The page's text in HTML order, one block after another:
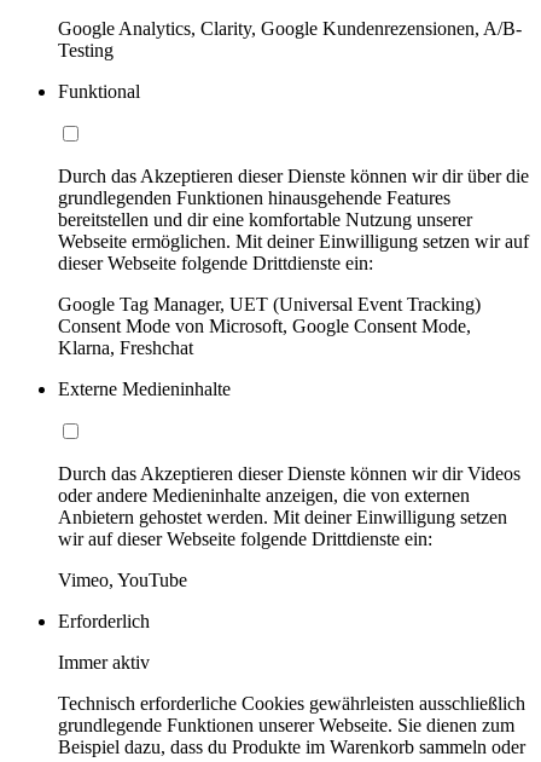
Google Analytics, Clarity, Google Kundenrezensionen, A/B-
Testing
Funktional
Durch das Akzeptieren dieser Dienste können wir dir über die
grundlegenden Funktionen hinausgehende Features
bereitstellen und dir eine komfortable Nutzung unserer
Webseite ermöglichen. Mit deiner Einwilligung setzen wir auf
dieser Webseite folgende Drittdienste ein:
Google Tag Manager, UET (Universal Event Tracking)
Consent Mode von Microsoft, Google Consent Mode,
Klarna, Freshchat
Externe Medieninhalte
Durch das Akzeptieren dieser Dienste können wir dir Videos
oder andere Medieninhalte anzeigen, die von externen
Anbietern gehostet werden. Mit deiner Einwilligung setzen
wir auf dieser Webseite folgende Drittdienste ein:
Vimeo, YouTube
Erforderlich
Immer aktiv
Technisch erforderliche Cookies gewährleisten ausschließlich
grundlegende Funktionen unserer Webseite. Sie dienen zum
Beispiel dazu, dass du Produkte im Warenkorb sammeln oder